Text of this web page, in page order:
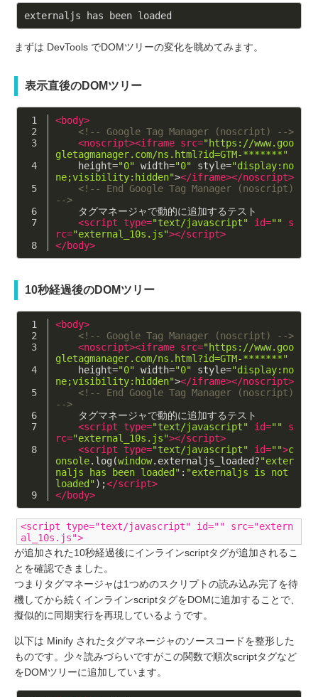
まずは DevTools でDOMツリーの変化を眺めてみます。
表示直後のDOMツリー
<body>
<!-- Google Tag Manager (noscript) -->
<noscript><iframe src="https://www.goo
gletagmanager.com/ns.html?id=GTM-*******"
height="0" width="0" style="display:no
ne;visibility:hidden"></iframe></noscript>
<!-- End Google Tag Manager (noscript)
-->
    タグマネージャで動的に追加するテスト
<script type="text/javascript" id=""
s
rc="external_10s.js"></script>
</body>
10秒経過後のDOMツリー
<body>
<!-- Google Tag Manager (noscript) -->
<noscript><iframe src="https://www.goo
gletagmanager.com/ns.html?id=GTM-*******"
height="0" width="0" style="display:no
ne;visibility:hidden"></iframe></noscript>
<!-- End Google Tag Manager (noscript)
-->
    タグマネージャで動的に追加するテスト
<script type="text/javascript" id=""
s
rc="external_10s.js"></script>
<script type="text/javascript" id="">c
onsole.log(window.externaljs_loaded?"exter
naljs has been loaded" : "externaljs is not
loaded");</script>
</body>
<script type="text/javascript" id="" src="extern
al_10s.js">
が追加された10秒経過後にインラインscriptタグが追加されるこ
とを確認できました。
つまりタグマネージャは1つめのスクリプトの読み込み完了を待
機してから続くインラインscriptタグをDOMに追加することで、
擬似的に同期実行を再現しているようです。
以下は Minify されたタグマネージャのソースコードを整形した
ものです。少々読みづらいですがこの関数で順次scriptタグなど
をDOMツリーに追加しています。